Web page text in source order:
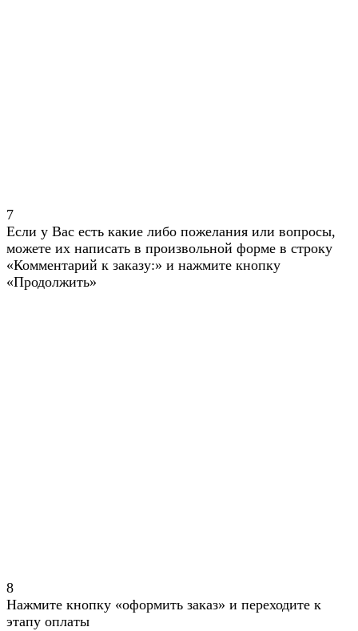
7
Если у Вас есть какие либо пожелания или вопросы,
можете их написать в произвольной форме в строку
«Комментарий к заказу:» и нажмите кнопку
«Продолжить»
8
Нажмите кнопку «оформить заказ» и переходите к
этапу оплаты